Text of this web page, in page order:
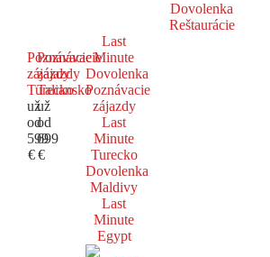
Dovolenka
Reštaurácie
Poznávacie
zájazdy
Turecko
už
od
599
€
Poznávacie
zájazdy
Taliansko
už
od
699
€
Last
Minute
Dovolenka
Poznávacie
zájazdy
Last
Minute
Turecko
Dovolenka
Maldivy
Last
Minute
Egypt